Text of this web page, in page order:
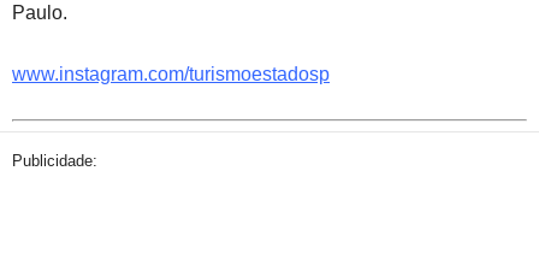
Paulo.
www.instagram.com/turismoestadosp
Publicidade: